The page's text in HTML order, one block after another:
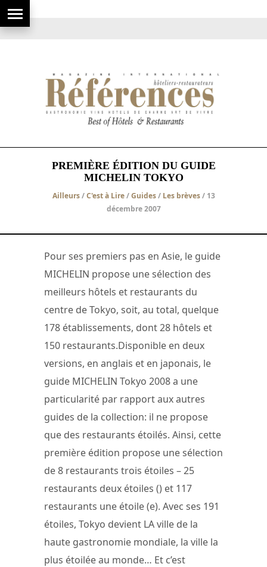
PREMIÈRE ÉDITION DU GUIDE
MICHELIN TOKYO
Ailleurs/C'est à Lire/Guides/ Les brèves/ 13
décembre 2007
Pour ses premiers pas en Asie, le guide
MICHELIN propose une sélection des
meilleurs hôtels et restaurants du
centre de Tokyo, soit, au total, quelque
178 établissements, dont 28 hôtels et
150 restaurants.Disponible en deux
versions, en anglais et en japonais, le
guide MICHELIN Tokyo 2008 a une
particularité par rapport aux autres
guides de la collection: il ne propose
que des restaurants étoilés. Ainsi, cette
première édition propose une sélection
de 8 restaurants trois étoiles – 25
restaurants deux étoiles () et 117
restaurants une étoile (e). Avec ses 191
étoiles, Tokyo devient LA ville de la
haute gastronomie mondiale, la ville la
plus étoilée au monde… Et c’est